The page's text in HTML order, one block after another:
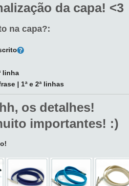
da capa! <3
na capa?:
linha
| 1ª e 2ª linhas
os detalhes!
importantes! :)